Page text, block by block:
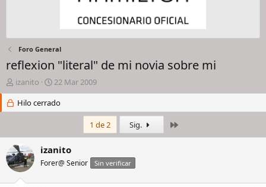
Foro General
reflexion "literal" de mi novia sobre mi
I
n
c
a
d
o
r
d
izanito
F
e
c
h
d
i
n
22 Mar 2009
Hilo cerrado
1 de 2 Sig.
izanito
Forer@ Senior Sin verificar